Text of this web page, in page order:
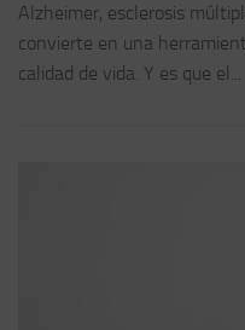
Alzheimer, esclerosis
convierte en una
calidad de vida. Y es que el...